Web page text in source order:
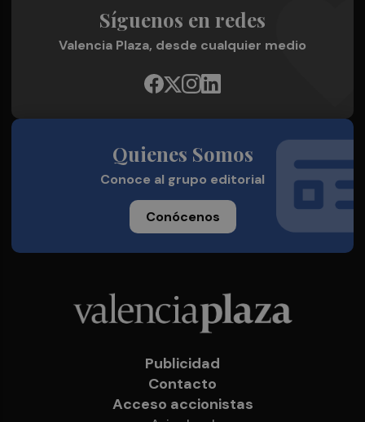
Síguenos en redes
Valencia Plaza, desde cualquier medio
Quienes Somos
Conoce al grupo editorial
Conócenos
Publicidad
Contacto
Acceso accionistas